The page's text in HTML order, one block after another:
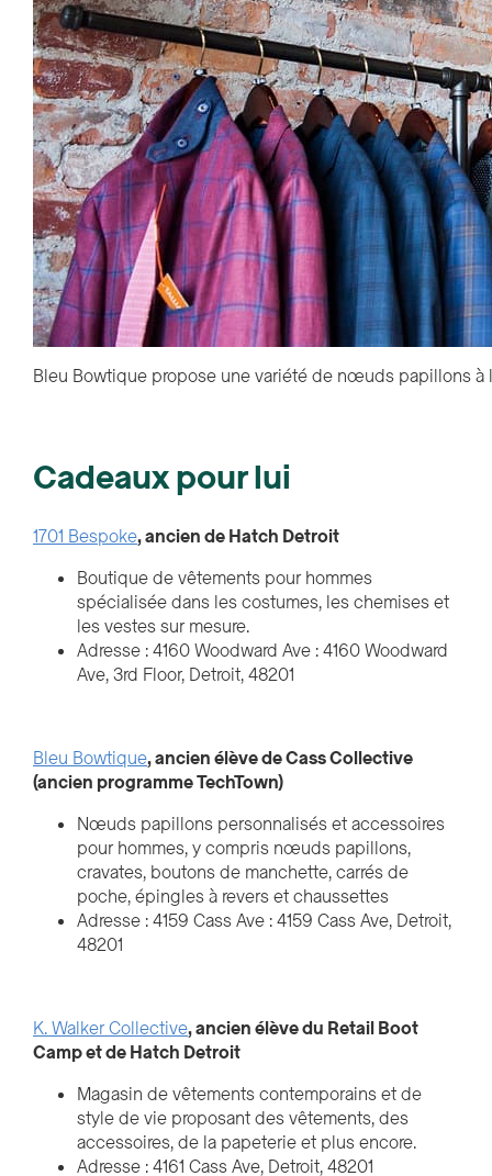
Bleu Bowtique propose une variété de nœuds papillons
Cadeaux pour lui
1701 Bespoke, ancien de Hatch Detroit
Boutique de vêtements pour hommes
spécialisée dans les costumes, les chemises et
les vestes sur mesure.
Adresse : 4160 Woodward Ave : 4160 Woodward
Ave, 3rd Floor, Detroit, 48201
Bleu Bowtique, ancien élève de Cass Collective
(ancien programme TechTown)
Nœuds papillons personnalisés et accessoires
pour hommes, y compris nœuds papillons,
cravates, boutons de manchette, carrés de
poche, épingles à revers et chaussettes
Adresse : 4159 Cass Ave : 4159 Cass Ave, Detroit,
48201
K. Walker Collective, ancien élève du Retail Boot
Camp et de Hatch Detroit
Magasin de vêtements contemporains et de
style de vie proposant des vêtements, des
accessoires, de la papeterie et plus encore.
Adresse : 4161 Cass Ave, Detroit, 48201